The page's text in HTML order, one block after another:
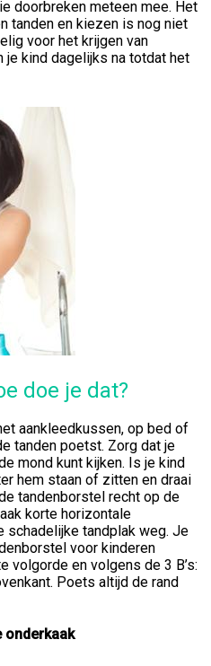
doorbreken meteen mee. Het
tanden en kiezen is nog niet
voor het krijgen van
je kind dagelijks na totdat het
doe je dat?
aankleedkussen, op bed of
tanden poetst. Zorg dat je
mond kunt kijken. Is je kind
hem staan of zitten en draai
tandenborstel recht op de
korte horizontale
schadelijke tandplak weg. Je
voor kinderen
volgorde en volgens de 3 B’s:
Poets altijd de rand
onderkaak